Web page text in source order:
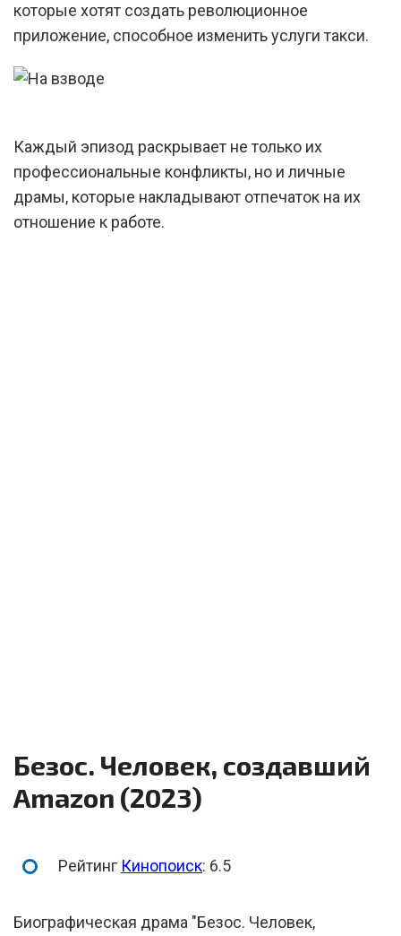
которые хотят создать революционное
приложение, способное изменить услуги такси.
Каждый эпизод раскрывает не только их
профессиональные конфликты, но и личные
драмы, которые накладывают отпечаток на их
отношение к работе.
Безос. Человек, создавший
Amazon (2023)
Рейтинг Кинопоиск: 6.5
Биографическая драма "Безос. Человек,